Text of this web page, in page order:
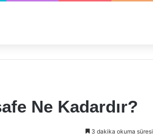
Ne Kadardır?
3 dakika okuma süresi